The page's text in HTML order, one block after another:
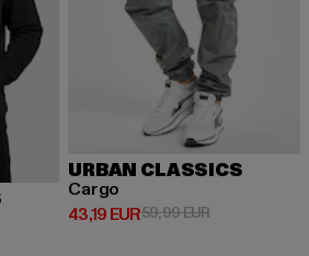
34,99 EUR
URBAN CLASSICS
Cargo
43,19 EUR
Derzeitiger Preis: 43,19 EUR
59,99 EURAktionspreis: